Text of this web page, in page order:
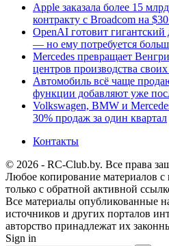
Apple заказала более 15
контракту с Broadcom на
OpenAI готовит гигантский
— но ему потребуется
Mercedes превращает
центров производства
Автомобиль всё чаще
функции добавляют уже
Volkswagen, BMW и
30% продаж за один квартал
Контакты
© 2026 - RC-Club.by. Все права
Любое копирование материалов с
только с обратной активной
Все материалы опубликованные
источников и других порталов
авторство принадлежат их
Sign in